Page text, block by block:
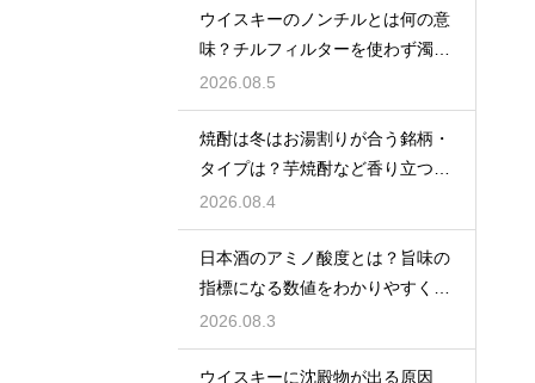
ウイスキーのノンチルとは何の意
味？チルフィルターを使わず濁り
をあえて残す製法
2026.08.5
焼酎は冬はお湯割りが合う銘柄・
タイプは？芋焼酎など香り立つ本
格焼酎で体が温まる
2026.08.4
日本酒のアミノ酸度とは？旨味の
指標になる数値をわかりやすく解
説
2026.08.3
ウイスキーに沈殿物が出る原因